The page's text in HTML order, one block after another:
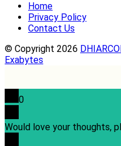
Home
Privacy Policy
Contact Us
© Copyright 2026
Exabytes
0
Would love your thoughts,